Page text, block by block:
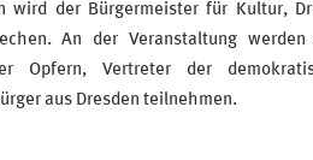
wird der Bürgermeister für Kultur,
An der Veranstaltung werden
Opfern, Vertreter der
aus Dresden teilnehmen.